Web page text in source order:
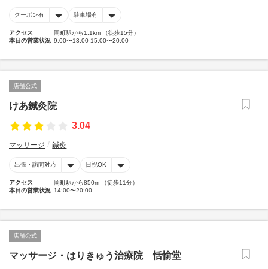
クーポン有 駐車場有
アクセス
岡町駅から1.1km （徒歩15分）
本日の営業状況 9:00〜13:00 15:00〜20:00
店舗公式
けあ鍼灸院
3.04
マッサージ 鍼灸
出張・訪問対応 日祝OK
アクセス
岡町駅から850m （徒歩11分）
本日の営業状況 14:00〜20:00
店舗公式
マッサージ・はりきゅう治療院 恬愉堂